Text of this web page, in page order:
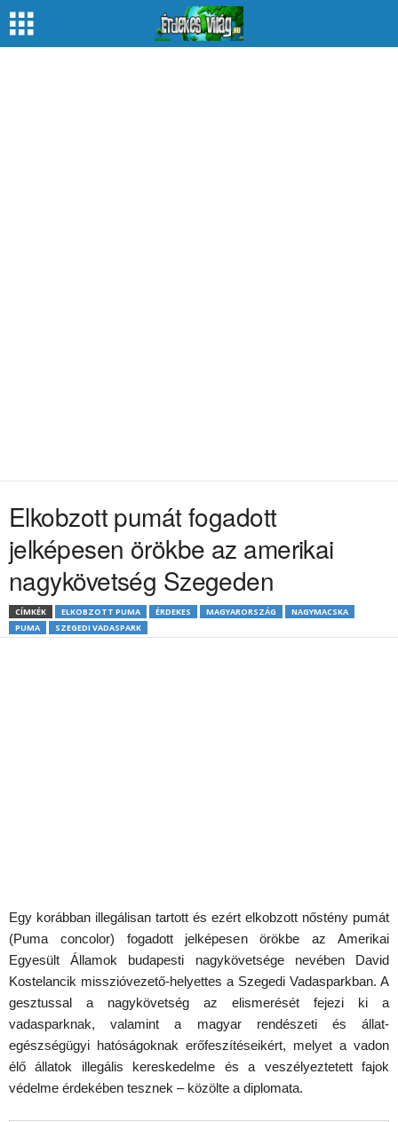
Elkobzott pumát fogadott
jelképesen örökbe az amerikai
nagykövetség Szegeden
CÍMKÉK ELKOBZOTT PUMA ÉRDEKES MAGYARORSZÁG
NAGYMACSKA
PUMA
SZEGEDI VADASPARK
Egy korábban illegálisan tartott és ezért elkobzott nőstény pumát
(Puma concolor) fogadott jelképesen örökbe az Amerikai
Egyesült Államok budapesti nagykövetsége nevében David
Kostelancik misszióvezető-helyettes a Szegedi Vadasparkban. A
gesztussal a nagykövetség az elismerését fejezi ki a
vadasparknak, valamint a magyar rendészeti és állat-
egészségügyi hatóságoknak erőfeszítéseikért, melyet a vadon
élő állatok illegális kereskedelme és a veszélyeztetett fajok
védelme érdekében tesznek – közölte a diplomata.